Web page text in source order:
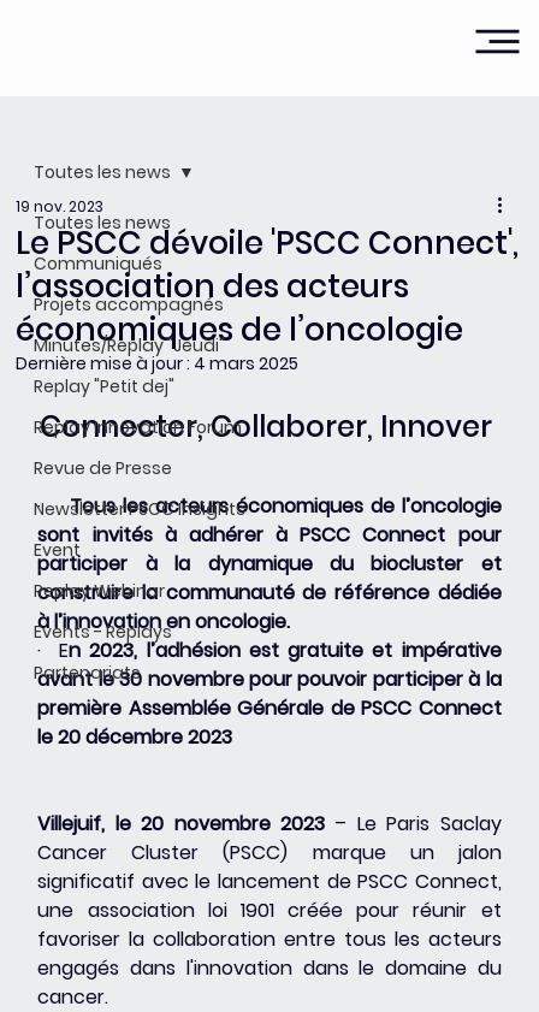
Toutes les news
Communiqués
Projets accompagnés
Minutes/Replay "Jeudi"
Replay "Petit dej"
Replay Innovation Forum
Revue de Presse
Newsletter PSCC Insights
Event
Replay Webinar
Events - Replays
Partenariats
Toutes les news
Le PSCC dévoile 'PSCC Connect',
l’association des acteurs
économiques de l’oncologie
19 nov. 2023
Dernière mise à jour : 4 mars 2025
Connecter, Collaborer, Innover
· Tous les acteurs économiques de l’oncologie
sont invités à adhérer à PSCC Connect pour
participer à la dynamique du biocluster et
construire la communauté de référence dédiée
à l’innovation en oncologie.
·  En 2023, l’adhésion est gratuite et impérative
avant le 30 novembre pour pouvoir participer à la
première Assemblée Générale de PSCC Connect
le 20 décembre 2023
Villejuif, le 20 novembre 2023 – Le Paris Saclay
Cancer Cluster (PSCC) marque un jalon
significatif avec le lancement de PSCC Connect,
une association loi 1901 créée pour réunir et
favoriser la collaboration entre tous les acteurs
engagés dans l'innovation dans le domaine du
cancer.